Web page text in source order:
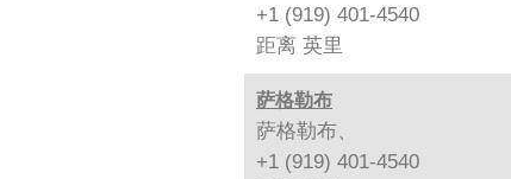
+1 (919) 401-4540
距离 英里
萨格勒布
萨格勒布、
+1 (919) 401-4540